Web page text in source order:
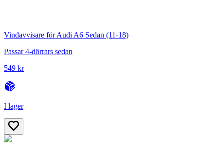
Vindavvisare för Audi A6 Sedan (11-18)
Passar 4-dörrars sedan
549 kr
I lager